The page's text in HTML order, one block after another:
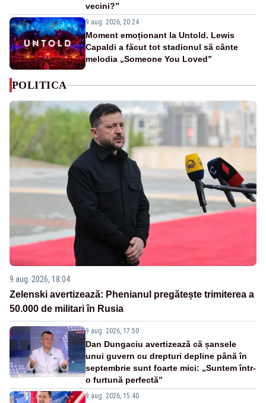
vecini?”
9 aug. 2026, 20:24
Moment emoționant la Untold. Lewis
Capaldi a făcut tot stadionul să cânte
melodia „Someone You Loved”
POLITICA
9 aug. 2026, 18:04
Zelenski avertizează: Phenianul pregătește trimiterea a
50.000 de militari în Rusia
9 aug. 2026, 17:50
Dan Dungaciu avertizează că șansele
unui guvern cu drepturi depline până în
septembrie sunt foarte mici: „Suntem într-
o furtună perfectă”
9 aug. 2026, 15:40